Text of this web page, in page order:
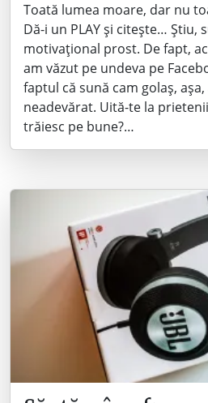
Toată lumea moare, dar nu
Dă-i un PLAY și citește… Știu,
motivațional prost. De fapt,
am văzut pe undeva pe
faptul că sună cam golaș,
neadevărat. Uită-te la
trăiesc pe bune?…